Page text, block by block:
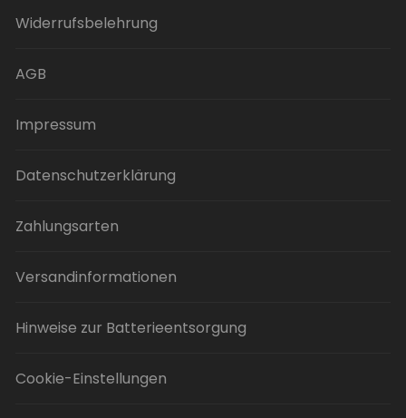
Widerrufsbelehrung
AGB
Impressum
Datenschutzerklärung
Zahlungsarten
Versandinformationen
Hinweise zur Batterieentsorgung
Cookie-Einstellungen